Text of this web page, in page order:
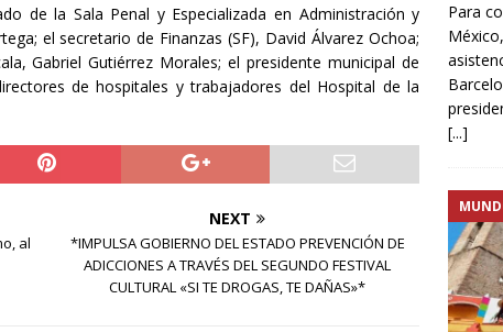
de la Sala Penal y Especializada en Administración y
el secretario de Finanzas (SF), David Álvarez Ochoa;
Gabriel Gutiérrez Morales; el presidente municipal de
de hospitales y trabajadores del Hospital de la
al
NEXT
*IMPULSA GOBIERNO DEL ESTADO PREVENCIÓN DE
ADICCIONES A TRAVÉS DEL SEGUNDO FESTIVAL
CULTURAL «SI TE DROGAS, TE DAÑAS»*
Para
[...]